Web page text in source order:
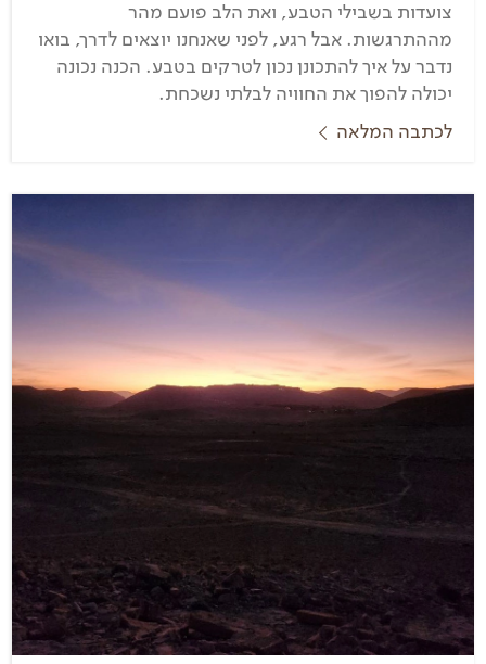
צועדות בשבילי הטבע, ואת הלב פועם מהר
מההתרגשות. אבל רגע, לפני שאנחנו יוצאים לדרך, בואו
נדבר על איך להתכונן נכון לטרקים בטבע. הכנה נכונה
יכולה להפוך את החוויה לבלתי נשכחת.
לכתבה המלאה